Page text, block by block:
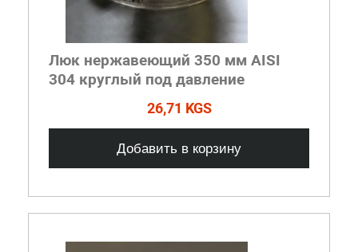
Люк нержавеющий 350 мм AISI
304 круглый под давление
26,71 KGS
Добавить в корзину